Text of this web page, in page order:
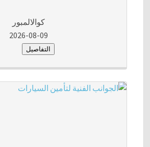
كوالالمبور
2026-08-09
التفاصيل